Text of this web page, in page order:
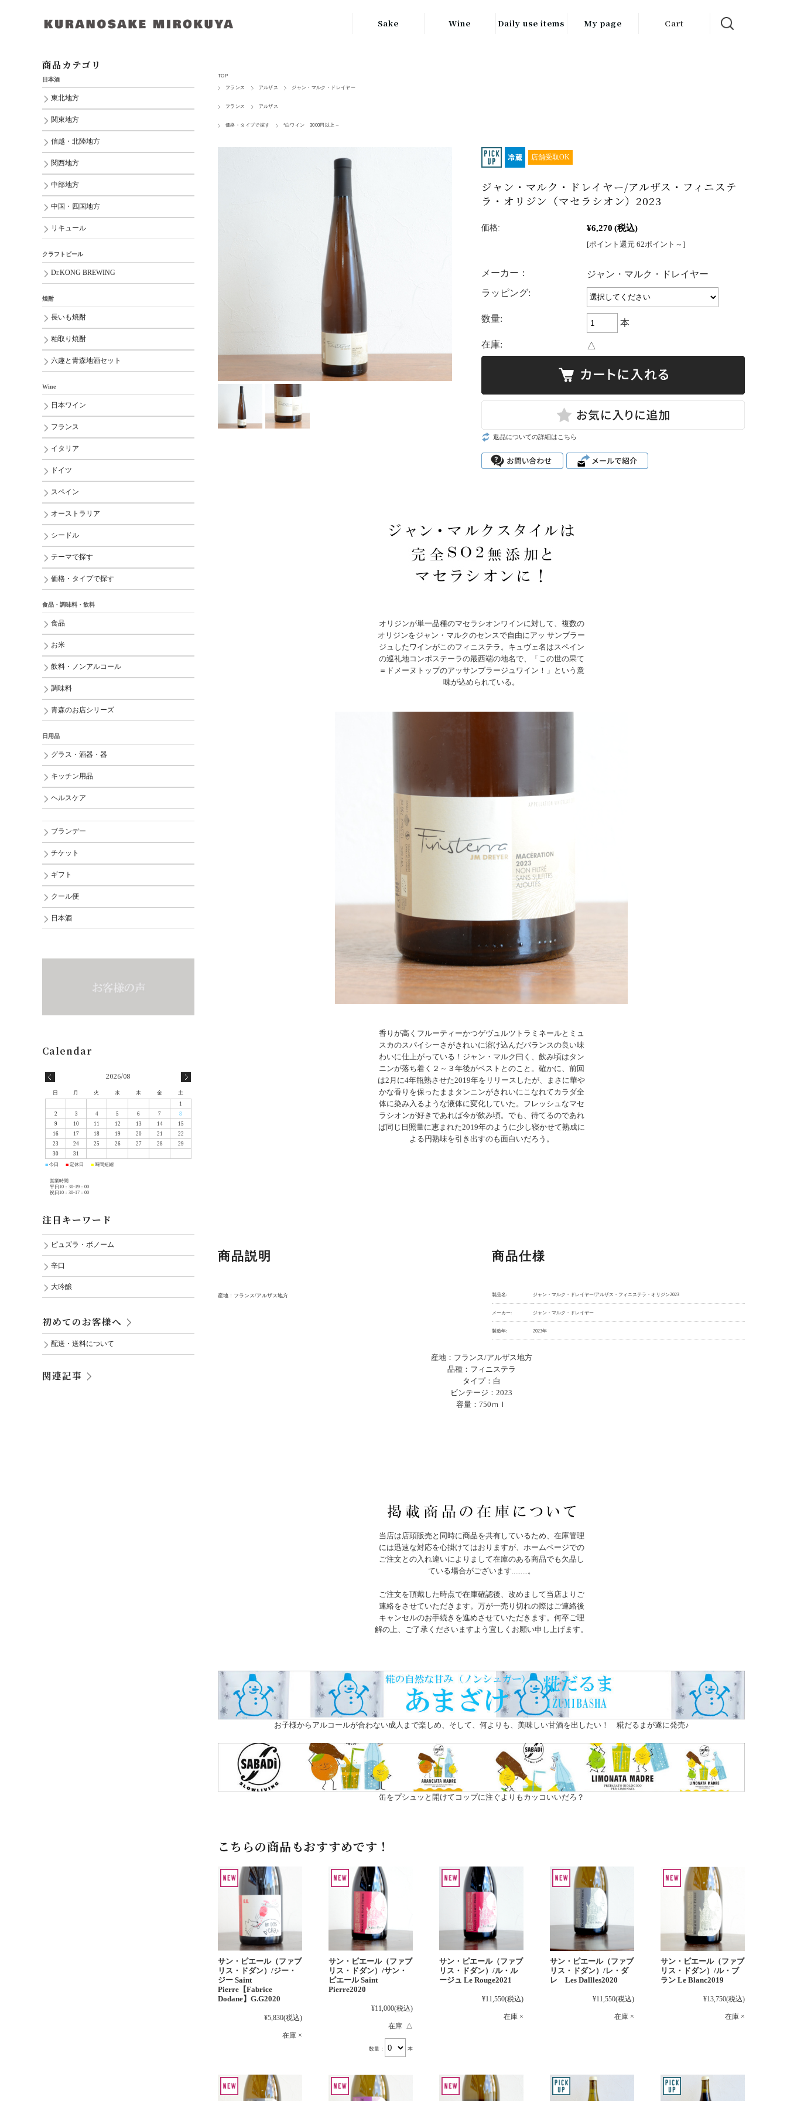
Sake Wine
GERMANY
Daily use items
グラス・酒器・
ヘルスケア
My page Cart
TOP
フランス アルザス ジャン・マルク・ドレイヤー
フランス アルザス
価格・タイプで探す *白ワイン 3000円以上～
店舗受取OK
ジャン・マルク・ドレイヤー/アルザス・フィニステ
ラ・オリジン（マセラシオン）2023
価格: ¥6,270 (税込)
[ポイント還元 62ポイント～]
メーカー：
ジャン・マルク・ドレイヤー
ラッピング:
数量: 本
在庫: △
返品についての詳細はこちら
オリジンが単一品種のマセラシオンワインに対して、複数の
オリジンをジャン・マルクのセンスで自由にアッ サンブラー
ジュしたワインがこのフィニステラ。キュヴェ名はスペイン
の巡礼地コンポステーラの最西端の地名で、「この世の果て
＝ドメーヌトップのアッサンブラージュワイン！」という意
味が込められている。
香りが高くフルーティーかつゲヴュルツトラミネールとミュ
スカのスパイシーさがきれいに溶け込んだバランスの良い味
わいに仕上がっている！ジャン・マルク曰く、飲み頃はタン
ニンが落ち着く２～３年後がベストとのこと。確かに、前回
は2月に4年瓶熟させた2019年をリリースしたが、まさに華や
かな香りを保ったままタンニンがきれいにこなれてカラダ全
体に染み入るような液体に変化していた。フレッシュなマセ
ラシオンが好きであれば今が飲み頃。でも、待てるのであれ
ば同じ日照量に恵まれた2019年のように少し寝かせて熟成に
よる円熟味を引き出すのも面白いだろう。
商品説明
産地：フランス/アルザス地方
商品仕様
製品名: ジャン・マルク・ドレイヤー/アルザス・フィニステラ・オリジン2023
メーカー: ジャン・マルク・ドレイヤー
製造年: 2023年
産地：フランス/アルザス地方
品種：フィニステラ
タイプ：白
ビンテージ：2023
容量：750ｍｌ
当店は店頭販売と同時に商品を共有しているため、在庫管理
には迅速な対応を心掛けてはおりますが、ホームページでの
ご注文との入れ違いによりまして在庫のある商品でも欠品し
ている場合がございます.........。
ご注文を頂戴した時点で在庫確認後、改めまして当店よりご
連絡をさせていただきます。万が一売り切れの際はご連絡後
キャンセルのお手続きを進めさせていただきます。何卒ご理
解の上、ご了承くださいますよう宜しくお願い申し上げます。
お子様からアルコールが合わない成人まで楽しめ、そして、何よりも、美味しい甘酒を出したい！ 糀だるまが遂に発売♪
缶をプシュッと開けてコップに注ぐよりもカッコいいだろ？
こちらの商品もおすすめです！
サン・ピエール（ファブ
リス・ドダン）/ジー・
ジー Saint
Pierre【Fabrice
Dodane】G.G2020
¥5,830(税込)
在庫 ×
サン・ピエール（ファブ
リス・ドダン）/サン・
ピエール Saint
Pierre2020
¥11,000(税込)
在庫 △
数量： 本
サン・ピエール（ファブ
リス・ドダン）/ル・ル
ージュ Le Rouge2021
¥11,550(税込)
在庫 ×
サン・ピエール（ファブ
リス・ドダン）/レ・ダ
レ Les Dallles2020
¥11,550(税込)
在庫 ×
サン・ピエール（ファブ
リス・ドダン）/ル・ブ
ラン Le Blanc2019
¥13,750(税込)
在庫 ×
商品カテゴリ
日本酒
東北地方
関東地方
信越・北陸地方
関西地方
中部地方
中国・四国地方
リキュール
クラフトビール
Dr.KONG BREWING
焼酎
長いも焼酎
粕取り焼酎
六趣と青森地酒セット
Wine
日本ワイン
フランス
イタリア
ドイツ
スペイン
オーストラリア
シードル
テーマで探す
価格・タイプで探す
食品・調味料・飲料
食品
お米
飲料・ノンアルコール
調味料
青森のお店シリーズ
日用品
グラス・酒器・器
キッチン用品
ヘルスケア
ブランデー
チケット
ギフト
クール便
日本酒
2026/08
日 月 火 水 木 金
土
1
2
3 4 5 6 7
8
9
10 11 12 13 14
15
16
17 18 19 20 21
22
23
24 25 26 27 28
29
30
31
■ 今日 ■ 定休日 ■ 時間短縮
営業時間
平日10：30-19：00
祝日10：30-17：00
注目キーワード
ピュズラ・ボノーム
辛口
大吟醸
初めてのお客様へ
配送・送料について
関連記事